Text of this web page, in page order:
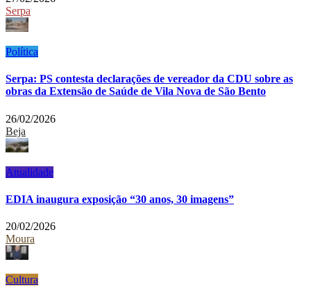
Serpa
Política
Serpa: PS contesta declarações de vereador da CDU sobre as
obras da Extensão de Saúde de Vila Nova de São Bento
26/02/2026
Beja
Atualidade
EDIA inaugura exposição “30 anos, 30 imagens”
20/02/2026
Moura
Cultura